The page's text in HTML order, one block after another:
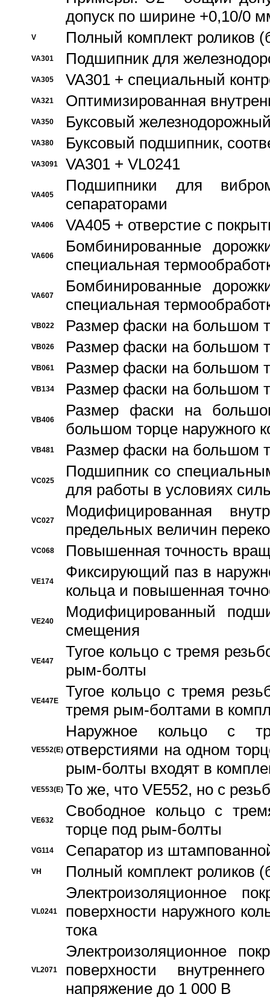
допуск по ширине +0,10/0
V Полный комплект роликов
VA301 Подшипник для
VA305 VA301 + специальный
VA321 Оптимизированная
VA350 Буксовый
VA380 Буксовый подшипник,
VA3091 VA301 + VL0241
VA405
Подшипники для
сепараторами
VA406 VA405 + отверстие с
VA606
Бомбинированные
специальная
VA607
Бомбинированные
специальная
VB022 Размер фаски на большом
VB026 Размер фаски на большом
VB061 Размер фаски на большом
VB134 Размер фаски на большом
VB406
Размер фаски на
большом торце наружного
VB481 Размер фаски на большом
VC025
Подшипник со
для работы в условиях
VC027
Модифицированная
предельных величин
VC068 Повышенная точность
VE174
Фиксирующий паз в
кольца и повышенная
VE240
Модифицированный
смещения
VE447
Тугое кольцо с тремя
рым-болты
VE447E
Тугое кольцо с тремя
тремя рым-болтами в
VE552(E)
Наружное кольцо с
отверстиями на одном
рым-болты входят в
VE553(E) То же, что VE552, но с
VE632
Свободное кольцо с
торце под рым-болты
VG114 Сепаратор из
VH Полный комплект роликов
VL0241
Электроизоляционное
поверхности наружного
тока
VL2071
Электроизоляционное
поверхности
напряжение до 1 000 В